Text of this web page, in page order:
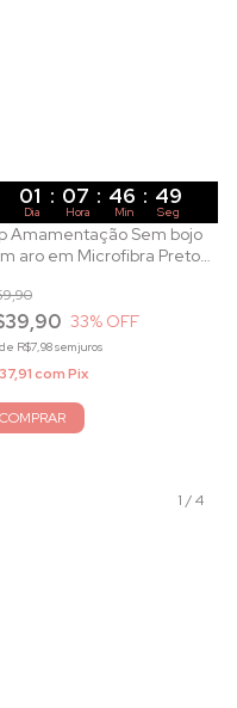
01 : 07 : 46 : 47
Dia Hora Min Seg
Amamentação Sem bojo
aro em Microfibra Preto
33% OFF
de R$7,98sem juros
comPix
COMPRAR
1 /4